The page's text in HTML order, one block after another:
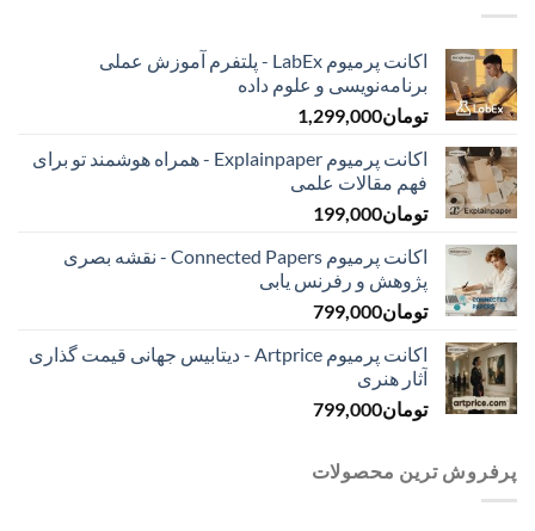
اکانت پرمیوم LabEx - پلتفرم آموزش عملی
برنامه‌نویسی و علوم داده
تومان1,299,000
اکانت پرمیوم Explainpaper - همراه هوشمند تو برای
فهم مقالات علمی
تومان199,000
اکانت پرمیوم Connected Papers - نقشه بصری
پژوهش و رفرنس یابی
تومان799,000
اکانت پرمیوم Artprice - دیتابیس جهانی قیمت ‌گذاری
آثار هنری
تومان799,000
پرفروش ترین محصولات